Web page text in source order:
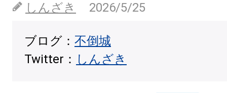
しんざき
2026/5/25
ブログ： 不倒城
Twitter： しんざき